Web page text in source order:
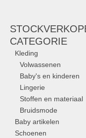
CATEGORIE
Kleding
Volwassenen
Baby's en kinderen
Lingerie
Stoffen en materiaal
Bruidsmode
Baby artikelen
Schoenen